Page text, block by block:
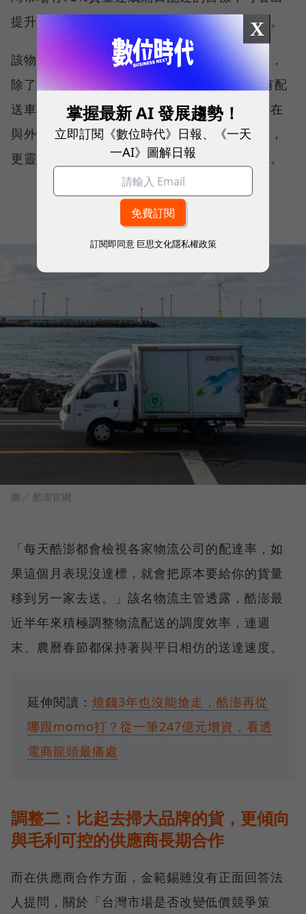
提升商品履約體驗，將是酷澎銀彈瞄準的靶心。
該物流主管指出，酷澎對台灣市場的物流目標，
除了是2026年貨量要持續增長外，也喊出自有配
送車隊目標要佔到全年配送量能的50%。另外在
與外部物流公司的合作上，酷澎則用高壓監控，
更靈活有效地調度、組合不同車隊的配送量能。
圖／ 酷澎官網
「每天酷澎都會檢視各家物流公司的配達率，如
果這個月表現沒達標，就會把原本要給你的貨量
移到另一家去送。」該名物流主管透露，酷澎最
近半年來積極調整物流配送的調度效率，連週
末、農曆春節都保持著與平日相仿的送達速度。
延伸閱讀： 燒錢3年也沒能搶走，酷澎再從
哪跟momo打？從一筆247億元增資，看透
電商龍頭最痛處
調整二：比起去掃大品牌的貨，更傾向
與毛利可控的供應商長期合作
而在供應商合作方面，金範錫雖沒有正面回答法
人提問，關於「台灣市場是否改變低價競爭策
X
掌握最新 AI 發展趨勢！
立即訂閱《數位時代》日報、《一天
一AI》圖解日報
訂閱即同意 巨思文化隱私權政策